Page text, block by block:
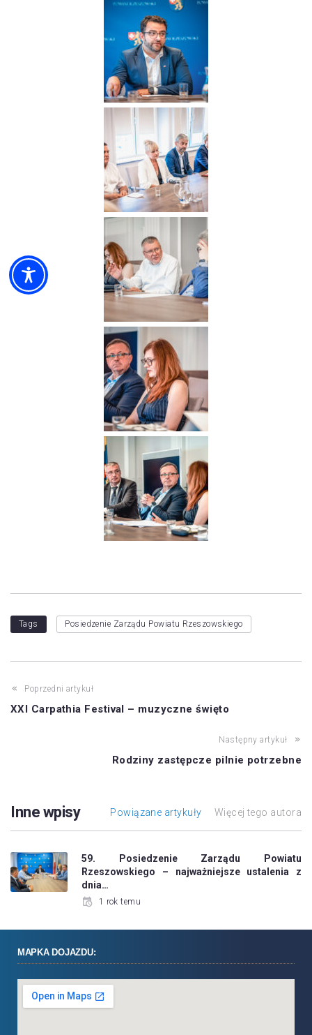
Tags Posiedzenie Zarządu Powiatu Rzeszowskiego
Poprzedni artykuł
XXI Carpathia Festival – muzyczne święto
Następny artykuł
Rodziny zastępcze pilnie potrzebne
Inne wpisy Powiązane artykuły Więcej tego autora
59. Posiedzenie Zarządu Powiatu
Rzeszowskiego – najważniejsze ustalenia z
dnia…
1 rok temu
MAPKA DOJAZDU: